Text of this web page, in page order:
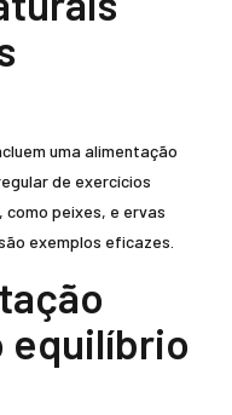
uma alimentação
de exercícios
peixes, e ervas
exemplos eficazes.
equilíbrio